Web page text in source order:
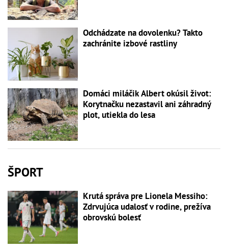
Odchádzate na dovolenku? Takto
zachránite izbové rastliny
Domáci miláčik Albert okúsil život:
Korytnačku nezastavil ani záhradný
plot, utiekla do lesa
ŠPORT
Krutá správa pre Lionela Messiho:
Zdrvujúca udalosť v rodine, prežíva
obrovskú bolesť